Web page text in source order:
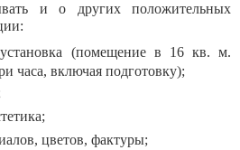
и о других положительных
(помещение в 16 кв. м.
часа, включая подготовку);
цветов, фактуры;